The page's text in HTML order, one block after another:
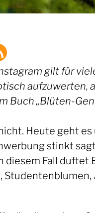
gilt für
aufzuwerten,
Buch „Blüten-
Heute geht es
stinkt
Fall duftet